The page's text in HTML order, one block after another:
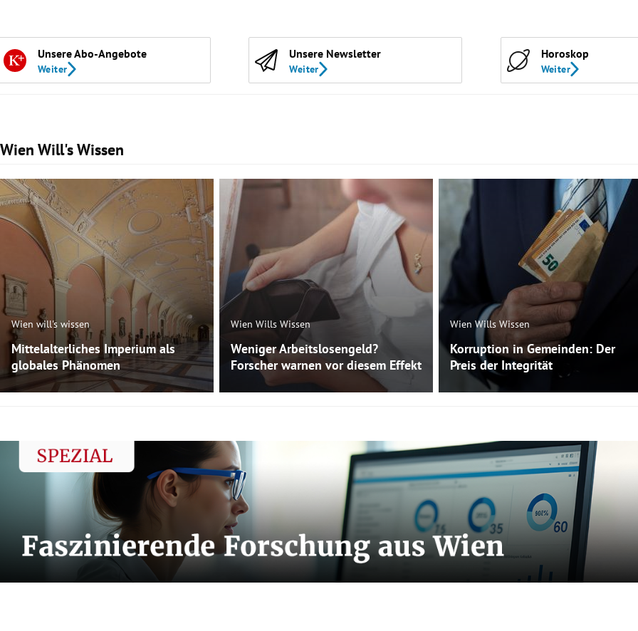
Unsere Abo-Angebote
Weiter
Unsere Newsletter
Weiter
Horoskop
Weiter
Wien Will's Wissen
Slide 1 von 47
Wien will's wissen
Mittelalterliches Imperium als
globales Phänomen
Wien Wills Wissen
Weniger Arbeitslosengeld?
Forscher warnen vor diesem Effekt
Wien Wills Wissen
Korruption in Gemeinden: Der
Preis der Integrität